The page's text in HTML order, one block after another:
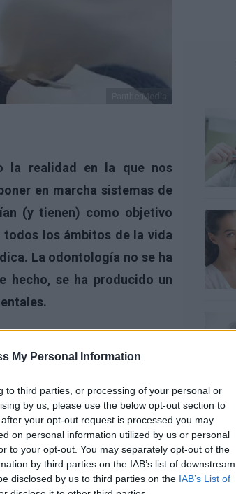
My Personal Information
to third parties, or processing of your personal or
by us, please use the below opt-out section to
your opt-out request is processed you may
on personal information utilized by us or personal
to your opt-out. You may separately opt-out of the
by third parties on the IAB’s list of downstream
disclosed by us to third parties on the IAB’s List of
PantherMedia
la realidad en la que nos
en marcha sistemas de
(y tienen) como objetivo
todos los ámbitos de la vida
La odontología no se ha
hecho, se ha producido un